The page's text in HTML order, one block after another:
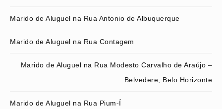
Marido de Aluguel na Rua Antonio de Albuquerque
Marido de Aluguel na Rua Contagem
Marido de Aluguel na Rua Modesto Carvalho de Araújo –
Belvedere, Belo Horizonte
Marido de Aluguel na Rua Pium-Í